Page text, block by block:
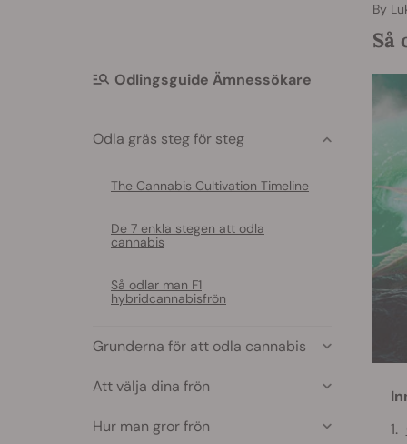
By
Så
Odlingsguide Ämnessökare
Odla gräs steg för steg
The Cannabis Cultivation Timeline
De 7 enkla stegen att odla
cannabis
Så odlar man F1
hybridcannabisfrön
Grunderna för att odla cannabis
Att välja dina frön
Hur man gror frön